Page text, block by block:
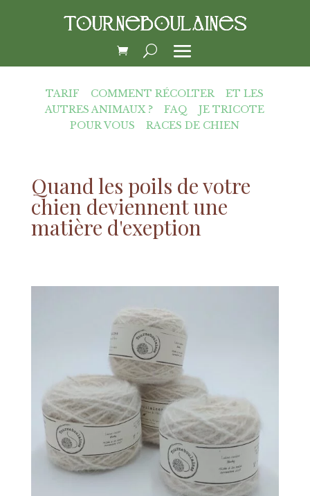
TARIF COMMENT RÉCOLTER
ET LES
AUTRES ANIMAUX ?
FAQ
JE TRICOTE
POUR VOUS
RACES DE CHIEN
Quand les poils de votre
chien deviennent une
matière d'exeption